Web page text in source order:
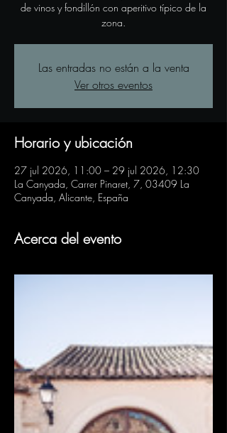
de vinos y fondillón con aperitivo típico de la
zona.
Las entradas no están a la venta
Ver otros eventos
Horario y ubicación
27 jul 2026, 11:00 – 29 jul 2026, 12:30
La Canyada, Carrer Pinaret, 7, 03409 La
Canyada, Alicante, España
Acerca del evento